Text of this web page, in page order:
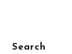
Search